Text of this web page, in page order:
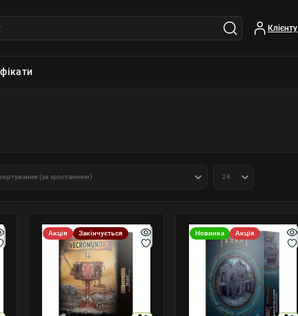
Клієнту
Акція Закінчується Новинка Акція